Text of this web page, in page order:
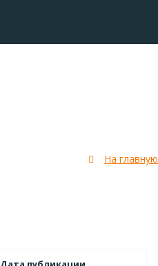
На главную